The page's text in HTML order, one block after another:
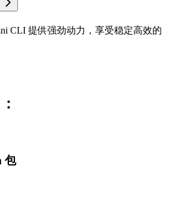
CLI 提供强劲动力，享受稳定高效的
包